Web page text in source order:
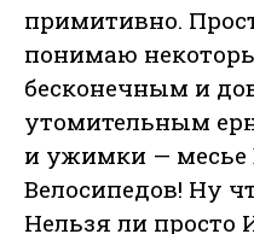
примитивно.
понимаю
бесконечным и
утомительным
и ужимки — месье
Велосипедов! Ну
Нельзя ли просто